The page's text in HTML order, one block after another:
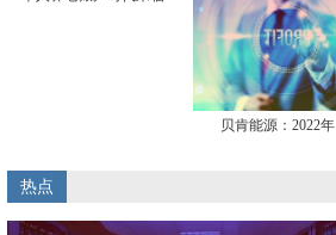
贝肯能源：2022年
热点